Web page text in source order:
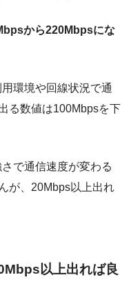
から220Mbpsにな
環境や回線状況で通
る数値は100Mbpsを下
で通信速度が変わる
が、20Mbps以上出れ
以上出れば良